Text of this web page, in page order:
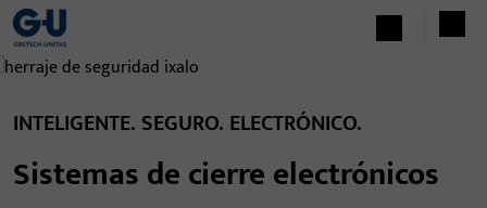
INTELIGENTE. SEGURO. ELECTRÓNICO.
Sistemas de cierre electrónicos